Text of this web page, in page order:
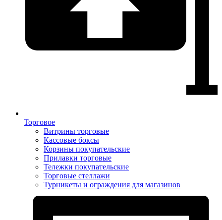
Торговое
Витрины торговые
Кассовые боксы
Корзины покупательские
Прилавки торговые
Тележки покупательские
Торговые стеллажи
Турникеты и ограждения для магазинов